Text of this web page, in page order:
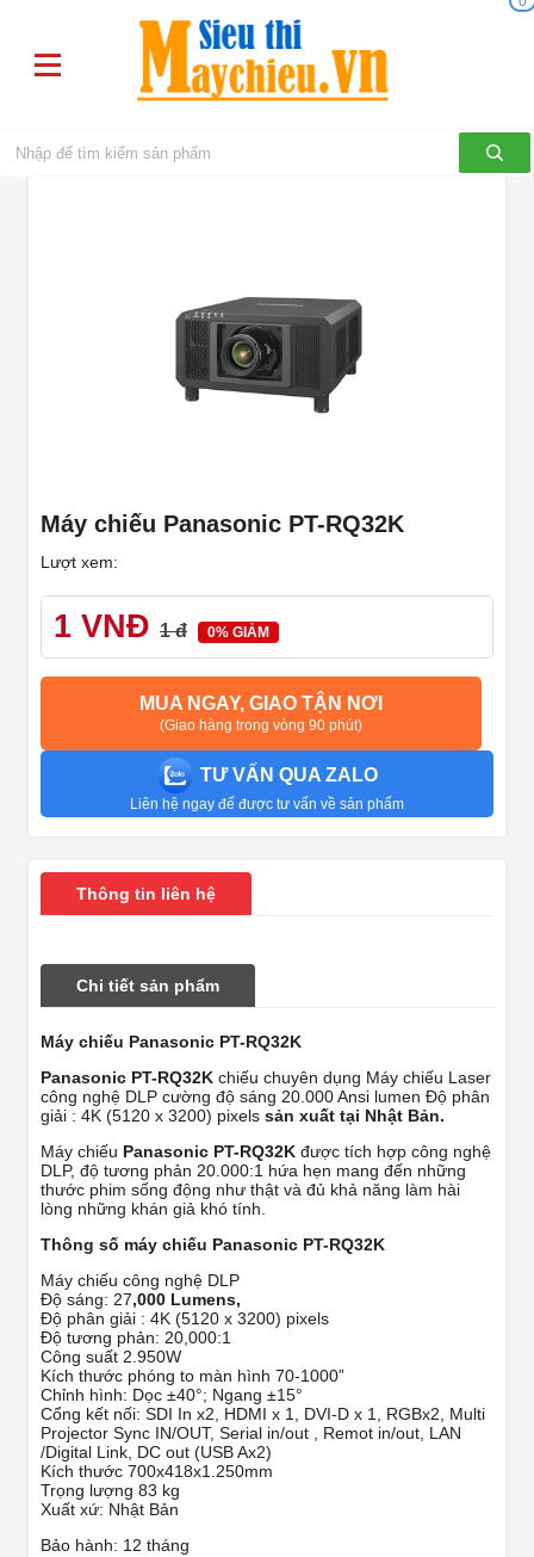
Máy chiếu Panasonic PT-RQ32K
Lượt xem:
1 VNĐ 1 đ 0% GIẢM
MUA NGAY, GIAO TẬN NƠI
(Giao hàng trong vòng 90 phút)
TƯ VẤN QUA ZALO
Liên hệ ngay để được tư vấn về sản phẩm
Thông tin liên hệ
Chi tiết sản phẩm
Máy chiếu Panasonic PT-RQ32K
Panasonic PT-RQ32K chiếu chuyên dụng Máy chiếu Laser
công nghệ DLP cường độ sáng 20.000 Ansi lumen Độ phân
giải : 4K (5120 x 3200) pixels sản xuất tại Nhật Bản.
Máy chiếu Panasonic PT-RQ32K được tích hợp công nghệ
DLP, độ tương phản 20.000:1 hứa hẹn mang đến những
thước phim sống động như thật và đủ khả năng làm hài
lòng những khán giả khó tính.
Thông số máy chiếu Panasonic PT-RQ32K
Máy chiếu công nghệ DLP
Độ sáng: 27,000 Lumens,
Độ phân giải : 4K (5120 x 3200) pixels
Độ tương phản: 20,000:1
Công suất 2.950W
Kích thước phóng to màn hình 70-1000”
Chỉnh hình: Dọc ±40°; Ngang ±15°
Cổng kết nối: SDI In x2, HDMI x 1, DVI-D x 1, RGBx2, Multi
Projector Sync IN/OUT, Serial in/out , Remot in/out, LAN
/Digital Link, DC out (USB Ax2)
Kích thước 700x418x1.250mm
Trọng lượng 83 kg
Xuất xứ: Nhật Bản
Bảo hành: 12 tháng